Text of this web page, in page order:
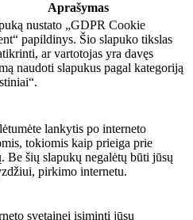
Aprašymas
nustato „GDPR Cookie
papildinys. Šio slapuko tikslas
ar vartotojas yra davęs
naudoti slapukus pagal kategoriją
lankytis po interneto
tokiomis kaip prieiga prie
Be šių slapukų negalėtų būti jūsų
pirkimo internetu.
svetainei įsiminti jūsų